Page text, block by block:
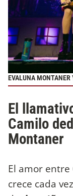
EVALUNA MONTANER
El
Camilo
Montaner
El amor entre
crece cada